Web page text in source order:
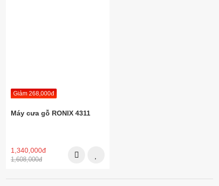
Giảm 268,000đ
Máy cưa gỗ RONIX 4311
1,340,000đ
1,608,000đ